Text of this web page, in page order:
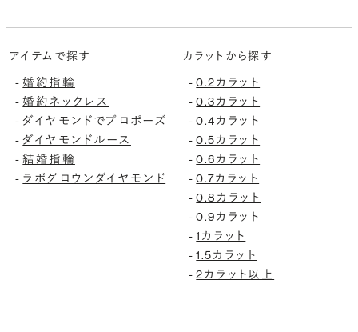
アイテムで探す
-婚約指輪
-婚約ネックレス
-ダイヤモンドでプロポーズ
-ダイヤモンドルース
-結婚指輪
- ラボグロウンダイヤモンド
カラットから探す
-0.2カラット
-0.3カラット
-0.4カラット
-0.5カラット
-0.6カラット
-0.7カラット
-0.8カラット
-0.9カラット
-1カラット
-1.5カラット
-2カラット以上